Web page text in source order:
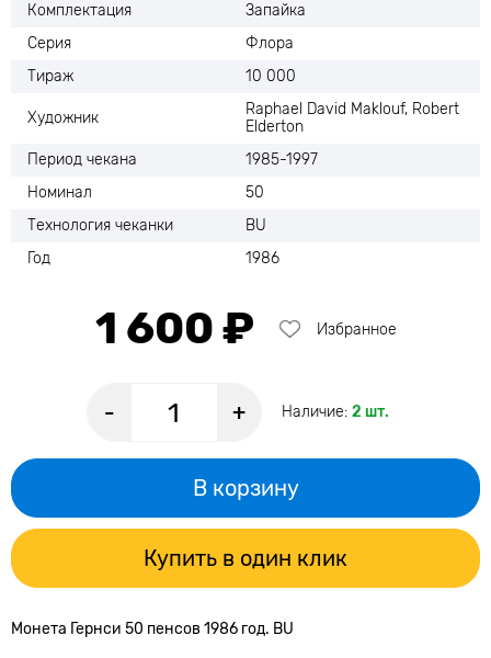
Комплектация
Запайка
Серия
Флора
Тираж
10 000
Художник
Raphael David Maklouf, Robert
Elderton
Период чекана
1985-1997
Номинал
50
Технология чеканки
BU
Год
1986
1 600 ₽ Избранное
- + Наличие: 2 шт.
В корзину
Купить в один клик
Монета Гернси 50 пенсов 1986 год. BU